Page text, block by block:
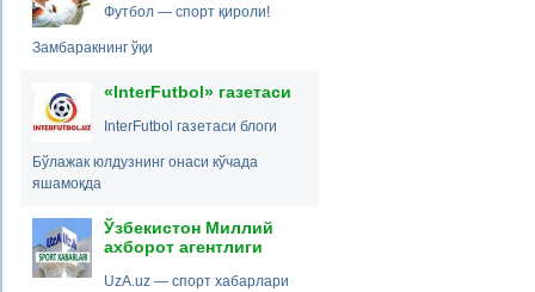
Футбол — спорт қироли!
Замбаракнинг ўқи
«InterFutbol» газетаси
InterFutbol газетаси блоги
Бўлажак юлдузнинг онаси кўчада
яшамоқда
Ўзбекистон Миллий
ахборот агентлиги
UzA.uz — спорт хабарлари